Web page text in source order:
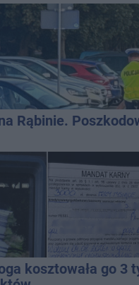
Rąbinie.
kosztowała go 3